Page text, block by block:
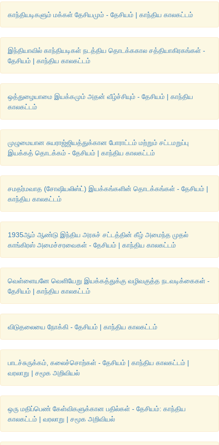
பொதுமக்கள் அழுத்தம் கொடுத்ததன் காரணமாக
செய்யப்பட்டனர். இந்திய தேசிய இராணுவத்தின்
அடுத்த வழக்கு விசாரணைகளும் இந்தியர்களுக்கு ஊக்கமாக
காந்தியடிகளும் மக்கள் தேசியமும் - தேசியம் | காந்திய காலகட்டம்
இந்தியாவில் காந்தியடிகள் நடத்திய தொடக்ககால சத்தியாகிரகங்கள் -
தேசியம் | காந்திய காலகட்டம்
ஒத்துழையாமை இயக்கமும் அதன் வீழ்ச்சியும் - தேசியம் | காந்திய
காலகட்டம்
முழுமையான சுயராஜ்ஜியத்துக்கான போராட்டம் மற்றும் சட்டமறுப்பு
இயக்கத் தொடக்கம் - தேசியம் | காந்திய காலகட்டம்
சமதர்மவாத (சோஷியலிஸ்ட்) இயக்கங்களின் தொடக்கங்கள் - தேசியம் |
காந்திய காலகட்டம்
1935ஆம் ஆண்டு இந்திய அரசுச் சட்டத்தின் கீழ் அமைந்த முதல்
காங்கிரஸ் அமைச்சரவைகள் - தேசியம் | காந்திய காலகட்டம்
வெள்ளையனே வெளியேறு இயக்கத்துக்கு வழிவகுத்த நடவடிக்கைகள் -
தேசியம் | காந்திய காலகட்டம்
விடுதலையை நோக்கி - தேசியம் | காந்திய காலகட்டம்
பாடச்சுருக்கம், கலைச்சொற்கள் - தேசியம் | காந்திய காலகட்டம் |
வரலாறு | சமூக அறிவியல்
ஒரு மதிப்பெண் கேள்விகளுக்கான பதில்கள் - தேசியம்: காந்திய
காலகட்டம் | வரலாறு | சமூக அறிவியல்